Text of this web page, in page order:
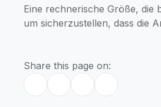
Eine rechnerische Größe, die
um sicherzustellen, dass die
Share this page on: